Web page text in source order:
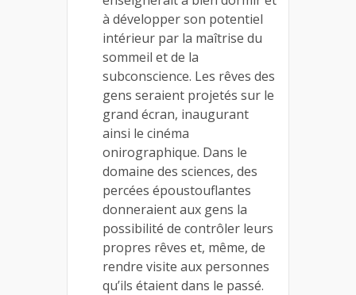
à développer son potentiel
intérieur par la maîtrise du
sommeil et de la
subconscience. Les rêves des
gens seraient projetés sur le
grand écran, inaugurant
ainsi le cinéma
onirographique. Dans le
domaine des sciences, des
percées époustouflantes
donneraient aux gens la
possibilité de contrôler leurs
propres rêves et, même, de
rendre visite aux personnes
qu’ils étaient dans le passé.